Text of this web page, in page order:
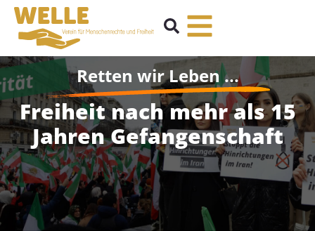
Retten wir Leben ...
Freiheit nach mehr als 15
Jahren Gefangenschaft